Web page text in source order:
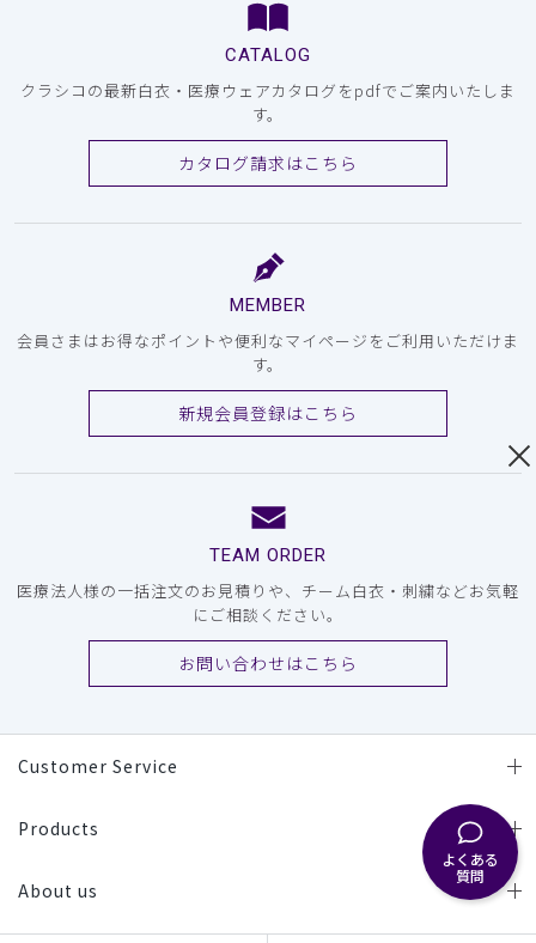
よくある
質問
CATALOG
クラシコの最新白衣・医療ウェアカタログをpdfでご案内いたしま
す。
カタログ請求はこちら
MEMBER
会員さまはお得なポイントや便利なマイページをご利用いただけま
す。
新規会員登録はこちら
TEAM ORDER
医療法人様の一括注文のお見積りや、チーム白衣・刺繍などお気軽
にご相談ください。
お問い合わせはこちら
Customer Service
Products
About us